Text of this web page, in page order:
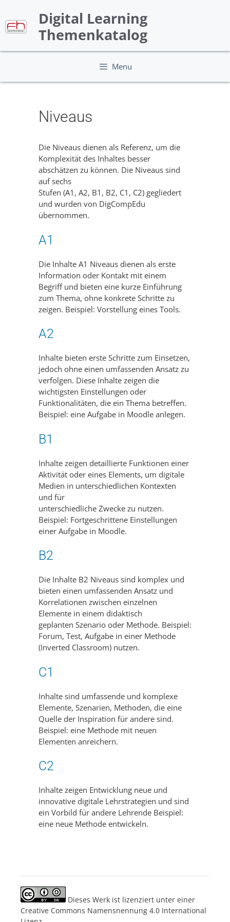
content
Digital Learning
Themenkatalog
Menu
Niveaus
Die Niveaus dienen als Referenz, um die
Komplexität des Inhaltes besser
abschätzen zu können. Die Niveaus sind
auf sechs
Stufen (A1, A2, B1, B2, C1, C2) gegliedert
und wurden von DigCompEdu
übernommen.
A1
Die Inhalte A1 Niveaus dienen als erste
Information oder Kontakt mit einem
Begriff und bieten eine kurze Einführung
zum Thema, ohne konkrete Schritte zu
zeigen. Beispiel: Vorstellung eines Tools.
A2
Inhalte bieten erste Schritte zum Einsetzen,
jedoch ohne einen umfassenden Ansatz zu
verfolgen. Diese Inhalte zeigen die
wichtigsten Einstellungen oder
Funktionalitäten, die ein Thema betreffen.
Beispiel: eine Aufgabe in Moodle anlegen.
B1
Inhalte zeigen detaillierte Funktionen einer
Aktivität oder eines Elements, um digitale
Medien in unterschiedlichen Kontexten
und für
unterschiedliche Zwecke zu nutzen.
Beispiel: Fortgeschrittene Einstellungen
einer Aufgabe in Moodle.
B2
Die Inhalte B2 Niveaus sind komplex und
bieten einen umfassenden Ansatz und
Korrelationen zwischen einzelnen
Elemente in einem didaktisch
geplanten Szenario oder Methode. Beispiel:
Forum, Test, Aufgabe in einer Methode
(Inverted Classroom) nutzen.
C1
Inhalte sind umfassende und komplexe
Elemente, Szenarien, Methoden, die eine
Quelle der Inspiration für andere sind.
Beispiel: eine Methode mit neuen
Elementen anreichern.
C2
Inhalte zeigen Entwicklung neue und
innovative digitale Lehrstrategien und sind
ein Vorbild für andere Lehrende Beispiel:
eine neue Methode entwickeln.
Dieses Werk ist lizenziert unter einer
Creative Commons Namensnennung 4.0 International